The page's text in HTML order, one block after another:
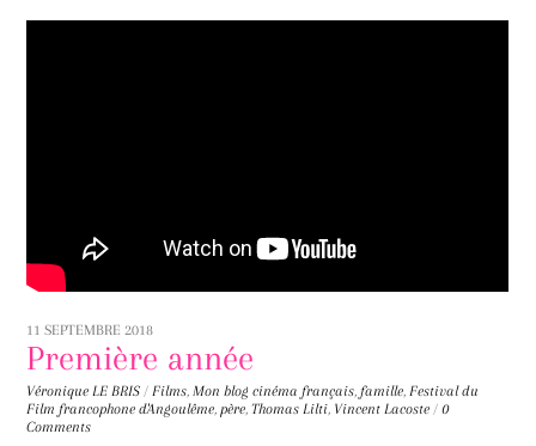
11 SEPTEMBRE 2018
Première année
Véronique LE BRIS / Films,Mon blog cinéma français, famille,Festival du
Film francophone d'Angoulême,père,Thomas Lilti, Vincent Lacoste / 0
Comments